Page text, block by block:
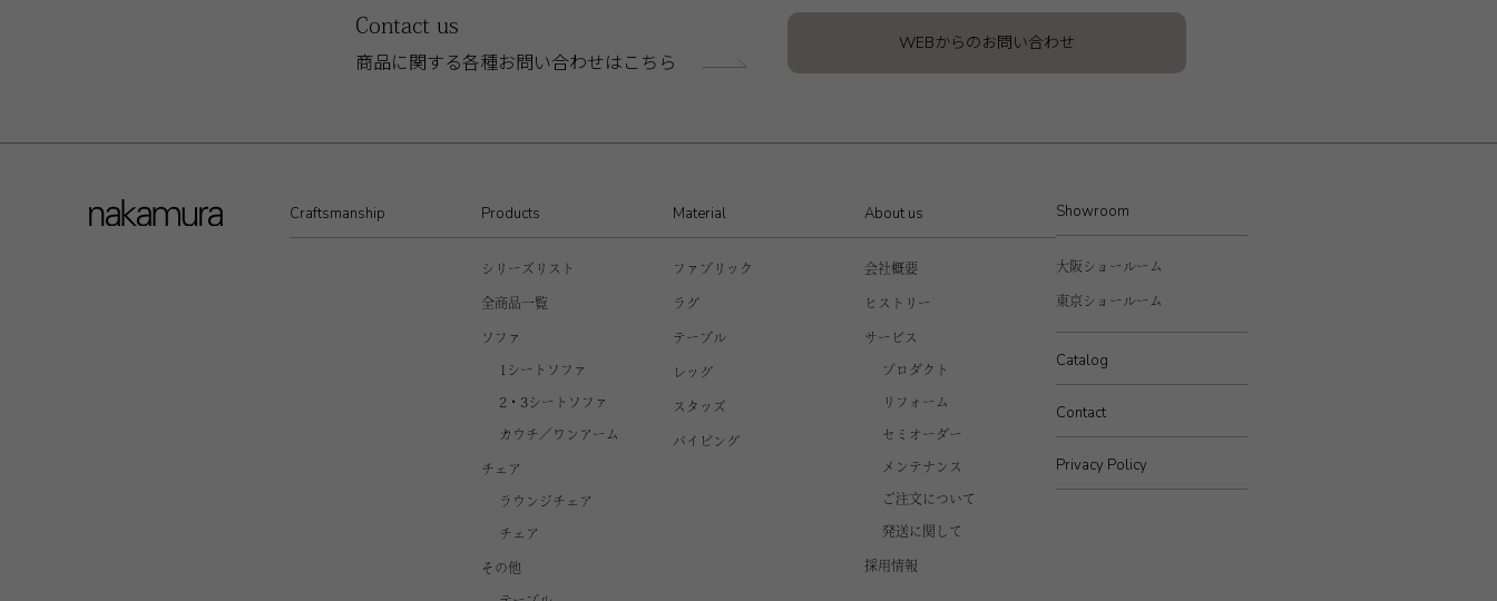
Contact us
商品に関する各種お問い合わせはこちら
WEBからのお問い合わせ
Craftsmanship Products
シリーズリスト
全商品一覧
ソファ
1シートソファ
2・3シートソファ
カウチ／ワンアーム
チェア
ラウンジチェア
チェア
その他
Material
ファブリック
ラグ
テーブル
レッグ
スタッズ
パイピング
About us
会社概要
ヒストリー
サービス
プロダクト
リフォーム
セミオーダー
メンテナンス
ご注文について
発送に関して
採用情報
Showroom
大阪ショールーム
東京ショールーム
Catalog
Contact
Privacy Policy